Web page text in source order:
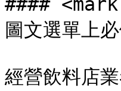
圖文選單上
經營飲料店